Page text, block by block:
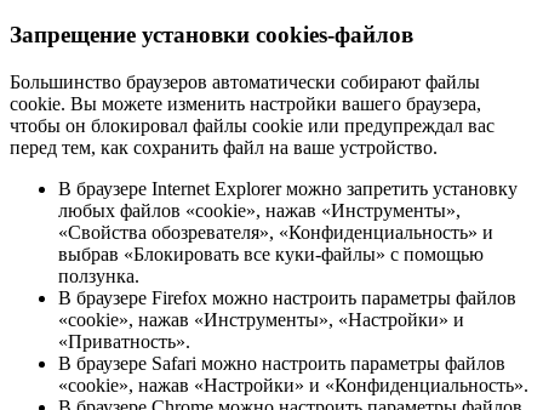
Запрещение установки cookies-файлов
Большинство браузеров автоматически собирают файлы
cookie. Вы можете изменить настройки вашего браузера,
чтобы он блокировал файлы cookie или предупреждал вас
перед тем, как сохранить файл на ваше устройство.
В браузере Internet Explorer можно запретить установку
любых файлов «cookie», нажав «Инструменты»,
«Свойства обозревателя», «Конфиденциальность» и
выбрав «Блокировать все куки-файлы» с помощью
ползунка.
В браузере Firefox можно настроить параметры файлов
«cookie», нажав «Инструменты», «Настройки» и
«Приватность».
В браузере Safari можно настроить параметры файлов
«cookie», нажав «Настройки» и «Конфиденциальность».